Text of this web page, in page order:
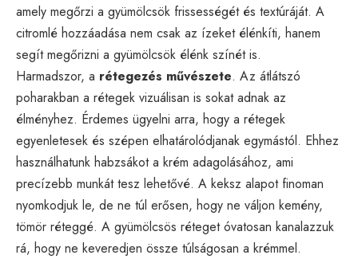
amely megőrzi a gyümölcsök frissességét és textúráját. A
citromlé hozzáadása nem csak az ízeket élénkíti, hanem
segít megőrizni a gyümölcsök élénk színét is.
Harmadszor, a rétegezés művészete. Az átlátszó
poharakban a rétegek vizuálisan is sokat adnak az
élményhez. Érdemes ügyelni arra, hogy a rétegek
egyenletesek és szépen elhatárolódjanak egymástól. Ehhez
használhatunk habzsákot a krém adagolásához, ami
precízebb munkát tesz lehetővé. A keksz alapot finoman
nyomkodjuk le, de ne túl erősen, hogy ne váljon kemény,
tömör réteggé. A gyümölcsös réteget óvatosan kanalazzuk
rá, hogy ne keveredjen össze túlságosan a krémmel.